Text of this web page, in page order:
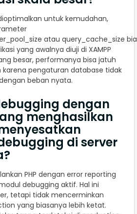
untuk kemudahan,
atau query_cache_size
yang awalnya diuji di XAMPP
besar, performanya bisa jatuh
karena pengaturan database tidak
beban nyata.
dengan
menghasilkan
di server
PHP dengan error reporting
debugging aktif. Hal ini
tetapi tidak mencerminkan
yang biasanya lebih ketat.